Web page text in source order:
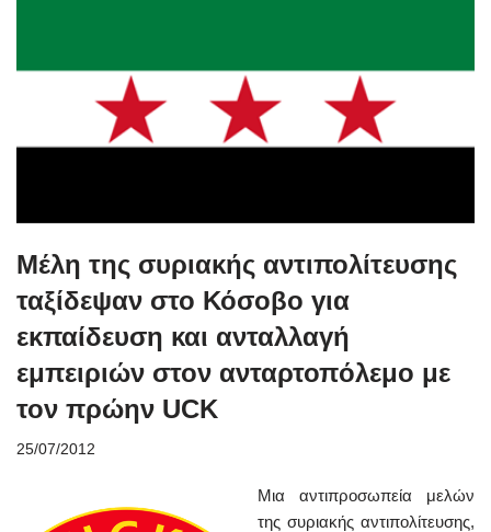
Mέλη της συριακής αντιπολίτευσης
ταξίδεψαν στο Κόσοβο για
εκπαίδευση και ανταλλαγή
εμπειριών στον ανταρτοπόλεμο με
τον πρώην UCK
25/07/2012
Μια αντιπροσωπεία μελών
της συριακής αντιπολίτευσης,